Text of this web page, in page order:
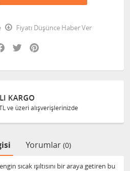
Fiyatı Düşünce Haber Ver
Facebook
Twitter
Yorumlar (0)
sıcak ışıltısını bir araya getiren bu